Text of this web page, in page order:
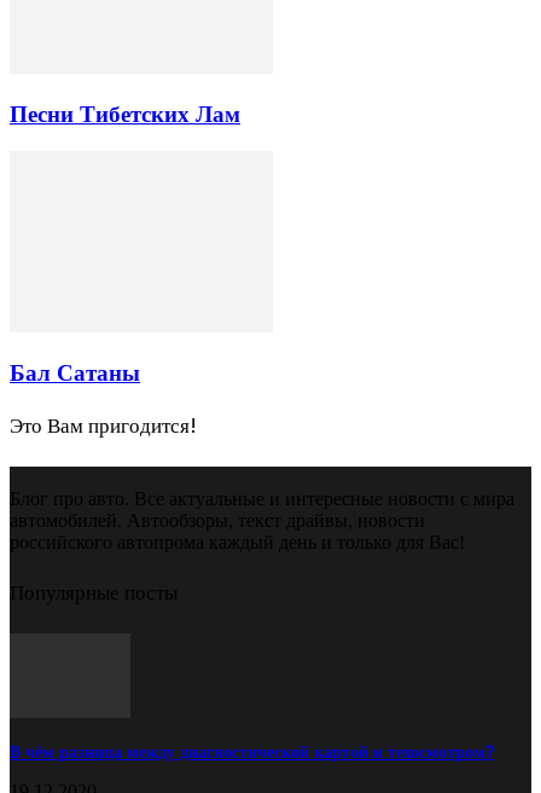
Песни Тибетских Лам
Бал Сатаны
Это Вам пригодится!
Блог про авто. Все актуальные и интересные новости с мира
автомобилей. Автообзоры, текст драйвы, новости
российского автопрома каждый день и только для Вас!
Популярные посты
В чём разница между диагностической картой и техосмотром?